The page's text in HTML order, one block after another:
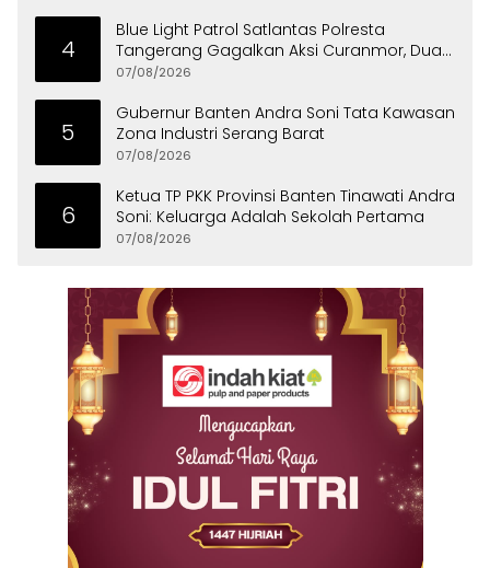
4
Blue Light Patrol Satlantas Polresta
Tangerang Gagalkan Aksi Curanmor, Dua
Pria Diamankan
07/08/2026
5
Gubernur Banten Andra Soni Tata Kawasan
Zona Industri Serang Barat
07/08/2026
6
Ketua TP PKK Provinsi Banten Tinawati Andra
Soni: Keluarga Adalah Sekolah Pertama
07/08/2026